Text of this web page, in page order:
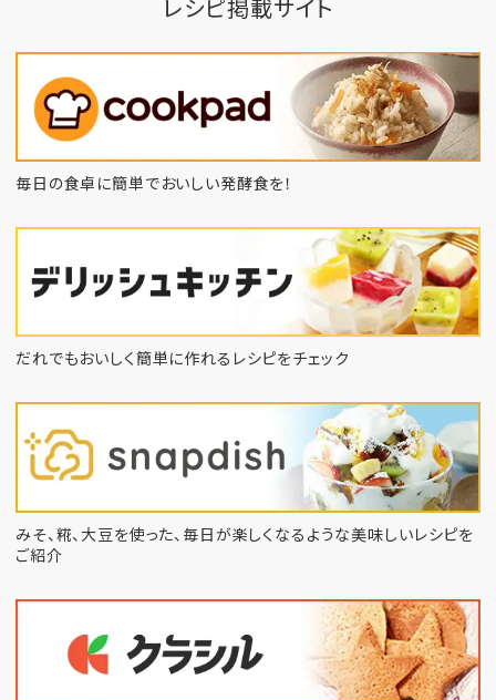
レシピ掲載サイト
毎日の食卓に簡単でおいしい発酵食を！
だれでもおいしく簡単に作れるレシピをチェック
みそ、糀、大豆を使った、毎日が楽しくなるような美味しいレシピを
ご紹介